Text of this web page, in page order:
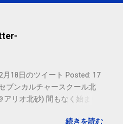
18日のツイート Posted: 17
ブンカルチャースクール北
リオ北砂) 間もなく始まり
続きを読む